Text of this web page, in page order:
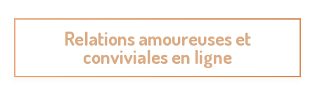
Relations amoureuses et
conviviales en ligne